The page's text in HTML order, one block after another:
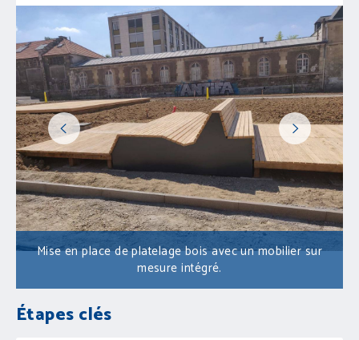
Mise en place de platelage bois avec un mobilier sur
mesure intégré.
Étapes clés